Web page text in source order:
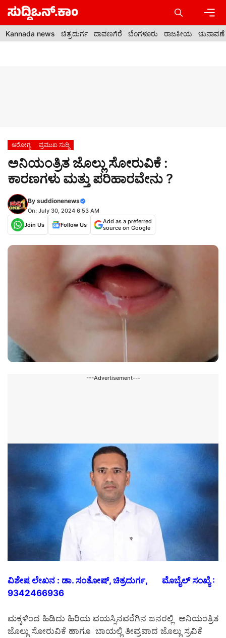
Skip
content
Kannada news ಚಿತ್ರದುರ್ಗ ದಾವಣಗೆರೆ ಬೆಂಗಳೂರು ರಾಜಕೀಯ ಚುನಾವಣೆ
ಆರೋಗ್ಯ ಪ್ರಮುಖ ಸುದ್ದಿ
ಅನಿಯಂತ್ರಿತ ಜೊಲ್ಲು ಸೋರುವಿಕೆ :
ಕಾರಣಗಳು ಮತ್ತು ಪರಿಹಾರವೇನು ?
By suddionenews
On: July 30, 2024 6:53 AM
Join Us
Follow Us
Add as a preferred
source on Google
---Advertisement---
ವಿಶೇಷ ಲೇಖನ : ಡಾ. ಸಂತೋಷ್, ಚಿತ್ರದುರ್ಗ, ಮೊಬೈಲ್ ಸಂಖ್ಯೆ :
9342466936
ಮಕ್ಕಳಿಂದ ಹಿಡಿದು ಹಿರಿಯ ವಯಸ್ಸಿನವರೆಗಿನ ಜನರಲ್ಲಿ ಅನಿಯಂತ್ರಿತ
ಜೊಲ್ಲು ಸೋರುವಿಕೆ ಹಾಗೂ ಬಾಯಲ್ಲಿ ತೀವ್ರವಾದ ಜೊಲ್ಲು ಸ್ರವಿಕೆ